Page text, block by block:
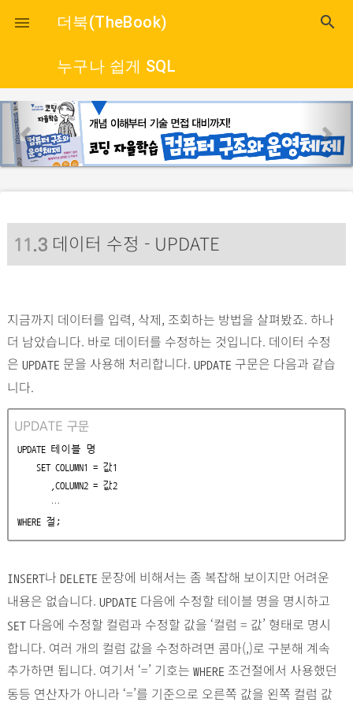
close
 더북(TheBook) search
누구나 쉽게 SQL
p
r
e
o
u
s
e
x
11 .3데이터 수정 - UPDATE
지금까지 데이터를 입력, 삭제, 조회하는 방법을 살펴봤죠. 하나
더 남았습니다. 바로 데이터를 수정하는 것입니다. 데이터 수정
은 UPDATE 문을 사용해 처리합니다. UPDATE 구문은 다음과 같습
니다.
UPDATE 구문
UPDATE 테이블 명
    SET COLUMN1 = 값1
WHERE 절;
INSERT나 DELETE 문장에 비해서는 좀 복잡해 보이지만 어려운
내용은 없습니다. UPDATE 다음에 수정할 테이블 명을 명시하고
SET다음에 수정할 컬럼과 수정할 값을 ‘컬럼 = 값’ 형태로 명시
합니다. 여러 개의 컬럼 값을 수정하려면 콤마(,)로 구분해 계속
추가하면 됩니다. 여기서 ‘=’ 기호는 WHERE 조건절에서 사용했던
동등 연산자가 아니라 ‘=’를 기준으로 오른쪽 값을 왼쪽 컬럼 값